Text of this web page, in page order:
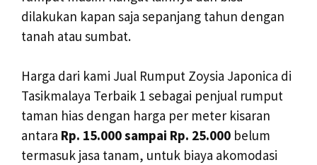
dilakukan kapan saja sepanjang tahun dengan
tanah atau sumbat.
Harga dari kami Jual Rumput Zoysia Japonica di
Tasikmalaya Terbaik 1 sebagai penjual rumput
taman hias dengan harga per meter kisaran
antara Rp. 15.000 sampai Rp. 25.000 belum
termasuk jasa tanam, untuk biaya akomodasi